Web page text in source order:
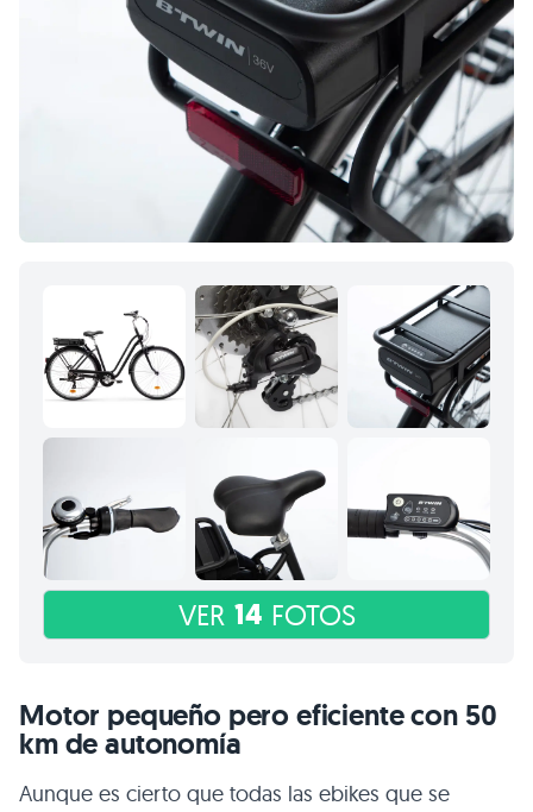
VER 14 FOTOS
Motor pequeño pero eficiente con 50
km de autonomía
Aunque es cierto que todas las ebikes que se